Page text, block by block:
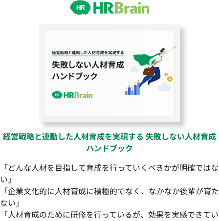
経営戦略と連動した人材育成を実現する 失敗しない人材育成
ハンドブック
「どんな人材を目指して育成を行っていくべきかが明確ではな
い」
「企業文化的に人材育成に積極的でなく、なかなか後輩が育た
ない」
「人材育成のために研修を行っているが、効果を実感できてい